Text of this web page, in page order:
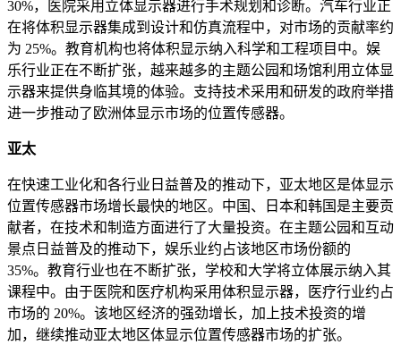
30%，医院采用立体显示器进行手术规划和诊断。汽车行业正
在将体积显示器集成到设计和仿真流程中，对市场的贡献率约
为 25%。教育机构也将体积显示纳入科学和工程项目中。娱
乐行业正在不断扩张，越来越多的主题公园和场馆利用立体显
示器来提供身临其境的体验。支持技术采用和研发的政府举措
进一步推动了欧洲体显示市场的位置传感器。
亚太
在快速工业化和各行业日益普及的推动下，亚太地区是体显示
位置传感器市场增长最快的地区。中国、日本和韩国是主要贡
献者，在技术和制造方面进行了大量投资。在主题公园和互动
景点日益普及的推动下，娱乐业约占该地区市场份额的
35%。教育行业也在不断扩张，学校和大学将立体展示纳入其
课程中。由于医院和医疗机构采用体积显示器，医疗行业约占
市场的 20%。该地区经济的强劲增长，加上技术投资的增
加，继续推动亚太地区体显示位置传感器市场的扩张。